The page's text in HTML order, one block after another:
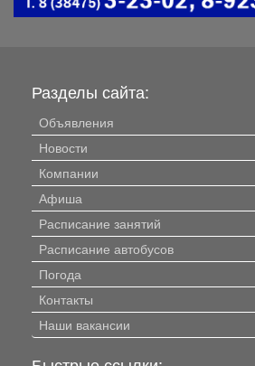
Разделы сайта:
Объявления
Новости
Компании
Афиша
Расписание занятий
Расписание автобусов
Погода
Контакты
Наши вакансии